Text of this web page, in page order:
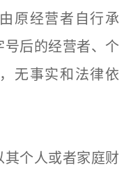
原经营者自行承
后的经营者、个
无事实和法律依
个人或者家庭财